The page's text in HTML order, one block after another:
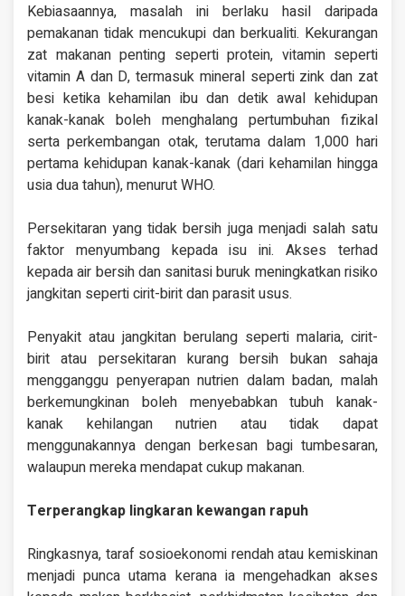
Kebiasaannya, masalah ini berlaku hasil daripada
pemakanan tidak mencukupi dan berkualiti. Kekurangan
zat makanan penting seperti protein, vitamin seperti
vitamin A dan D, termasuk mineral seperti zink dan zat
besi ketika kehamilan ibu dan detik awal kehidupan
kanak-kanak boleh menghalang pertumbuhan fizikal
serta perkembangan otak, terutama dalam 1,000 hari
pertama kehidupan kanak-kanak (dari kehamilan hingga
usia dua tahun), menurut WHO.
Persekitaran yang tidak bersih juga menjadi salah satu
faktor menyumbang kepada isu ini. Akses terhad
kepada air bersih dan sanitasi buruk meningkatkan risiko
jangkitan seperti cirit-birit dan parasit usus.
Penyakit atau jangkitan berulang seperti malaria, cirit-
birit atau persekitaran kurang bersih bukan sahaja
mengganggu penyerapan nutrien dalam badan, malah
berkemungkinan boleh menyebabkan tubuh kanak-
kanak kehilangan nutrien atau tidak dapat
menggunakannya dengan berkesan bagi tumbesaran,
walaupun mereka mendapat cukup makanan.
Terperangkap lingkaran kewangan rapuh
Ringkasnya, taraf sosioekonomi rendah atau kemiskinan
menjadi punca utama kerana ia mengehadkan akses